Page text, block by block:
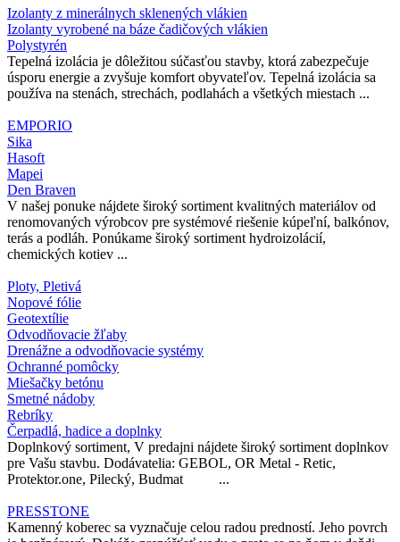
Izolanty z minerálnych sklenených vlákien
Izolanty vyrobené na báze čadičových vlákien
Polystyrén
Tepelná izolácia je dôležitou súčasťou stavby, ktorá zabezpečuje
úsporu energie a zvyšuje komfort obyvateľov. Tepelná izolácia sa
používa na stenách, strechách, podlahách a všetkých miestach ...
EMPORIO
Sika
Hasoft
Mapei
Den Braven
V našej ponuke nájdete široký sortiment kvalitných materiálov od
renomovaných výrobcov pre systémové riešenie kúpeľní, balkónov,
terás a podláh. Ponúkame široký sortiment hydroizolácií,
chemických kotiev ...
Ploty, Pletivá
Nopové fólie
Geotextílie
Odvodňovacie žľaby
Drenážne a odvodňovacie systémy
Ochranné pomôcky
Miešačky betónu
Smetné nádoby
Rebríky
Čerpadlá, hadice a doplnky
Doplnkový sortiment, V predajni nájdete široký sortiment doplnkov
pre Vašu stavbu. Dodávatelia: GEBOL, OR Metal - Retic,
Protektor.one, Pilecký, Budmat ...
PRESSTONE
Kamenný koberec sa vyznačuje celou radou predností. Jeho povrch